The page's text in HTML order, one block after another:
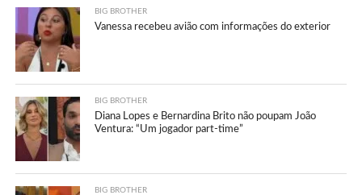
BIG BROTHER
Vanessa recebeu avião com informações do exterior
BIG BROTHER
Diana Lopes e Bernardina Brito não poupam João
Ventura: “Um jogador part-time”
BIG BROTHER